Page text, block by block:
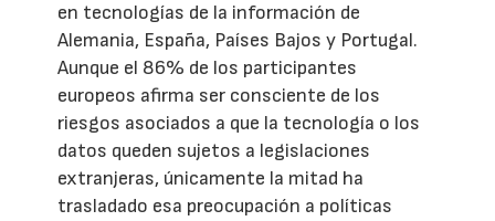
en tecnologías de la información de
Alemania, España, Países Bajos y Portugal.
Aunque el 86% de los participantes
europeos afirma ser consciente de los
riesgos asociados a que la tecnología o los
datos queden sujetos a legislaciones
extranjeras, únicamente la mitad ha
trasladado esa preocupación a políticas